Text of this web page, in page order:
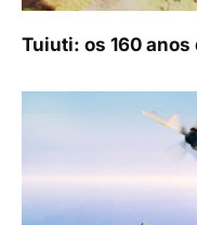
Tuiuti: os 160 anos